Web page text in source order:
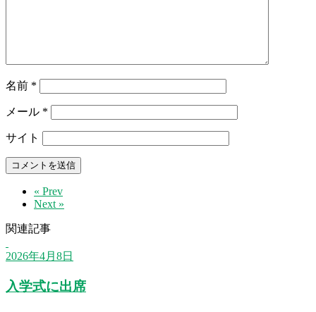
名前 *
メール *
サイト
« Prev
Next »
関連記事
2026年4月8日
入学式に出席